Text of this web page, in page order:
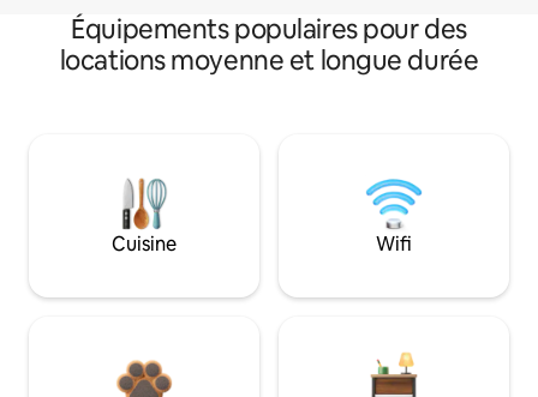
Équipements populaires pour des
locations moyenne et longue durée
Cuisine Wifi